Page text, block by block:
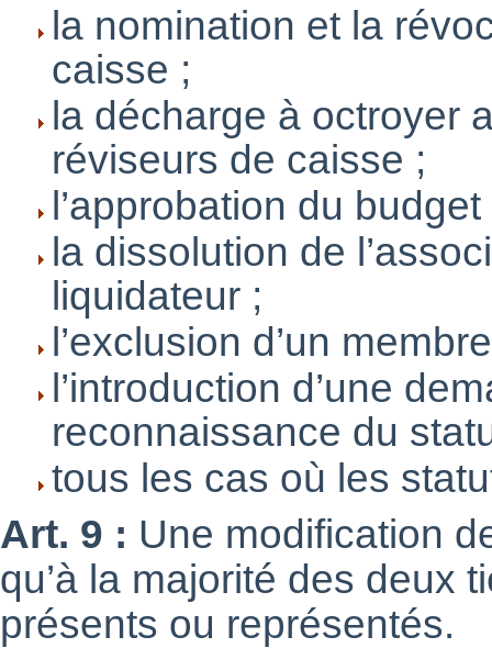
la nomination et la
caisse ;
la décharge à octroyer
réviseurs de caisse ;
l’approbation du
la dissolution de
liquidateur ;
l’exclusion d’un
l’introduction d’une
reconnaissance du
tous les cas où les
Art. 9 : Une modification
qu’à la majorité des deux
présents ou représentés.